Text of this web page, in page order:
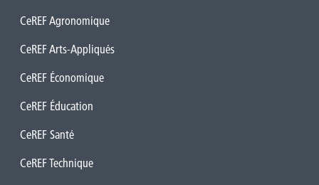
CeREF Agronomique
CeREF Arts-Appliqués
CeREF Économique
CeREF Éducation
CeREF Santé
CeREF Technique